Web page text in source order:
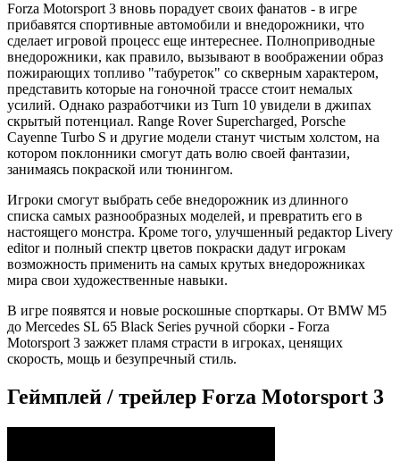
Forza Motorsport 3 вновь порадует своих фанатов - в игре
прибавятся спортивные автомобили и внедорожники, что
сделает игровой процесс еще интереснее. Полноприводные
внедорожники, как правило, вызывают в воображении образ
пожирающих топливо "табуреток" со скверным характером,
представить которые на гоночной трассе стоит немалых
усилий. Однако разработчики из Turn 10 увидели в джипах
скрытый потенциал. Range Rover Supercharged, Porsche
Cayenne Turbo S и другие модели станут чистым холстом, на
котором поклонники смогут дать волю своей фантазии,
занимаясь покраской или тюнингом.
Игроки смогут выбрать себе внедорожник из длинного
списка самых разнообразных моделей, и превратить его в
настоящего монстра. Кроме того, улучшенный редактор Livery
editor и полный спектр цветов покраски дадут игрокам
возможность применить на самых крутых внедорожниках
мира свои художественные навыки.
В игре появятся и новые роскошные спорткары. От BMW M5
до Mercedes SL 65 Black Series ручной сборки - Forza
Motorsport 3 зажжет пламя страсти в игроках, ценящих
скорость, мощь и безупречный стиль.
Геймплей / трейлер Forza Motorsport 3